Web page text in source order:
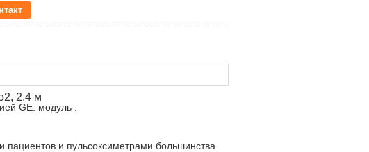
2,4 м
GE: модуль .
и пульсоксиметрами большинства